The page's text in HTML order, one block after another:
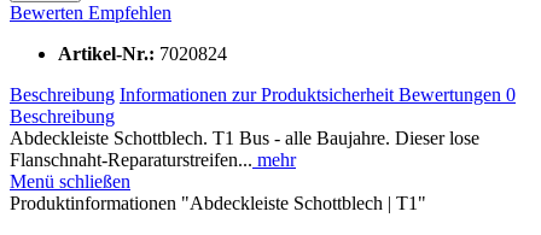
Bewerten Empfehlen
Artikel-Nr.: 7020824
Beschreibung Informationen zur Produktsicherheit Bewertungen 0
Beschreibung
Abdeckleiste Schottblech. T1 Bus - alle Baujahre. Dieser lose
Flanschnaht-Reparaturstreifen... mehr
Menü schließen
Produktinformationen "Abdeckleiste Schottblech | T1"